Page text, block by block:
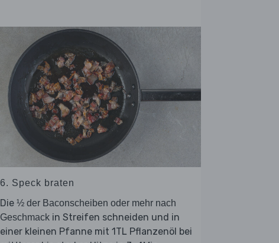
6. Speck braten
Die ½ der Baconscheiben oder mehr nach
Geschmack in Streifen schneiden und in
einer kleinen Pfanne mit 1TL Pflanzenöl bei